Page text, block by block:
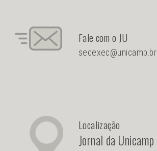
Fale com o JU
secexec@unicamp.br
Localização
Jornal da Unicamp